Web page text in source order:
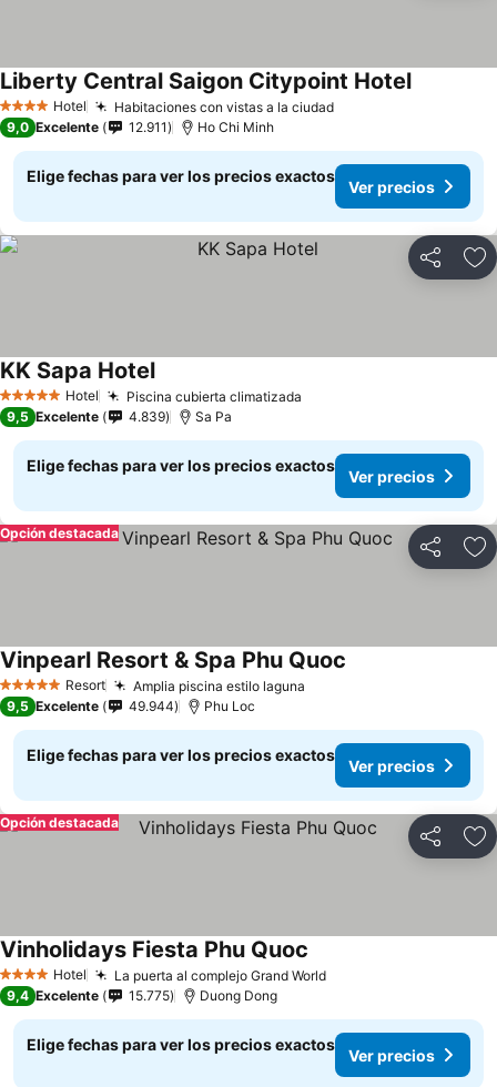
4 EstrellasHotel Habitaciones con vistas a la ciudad
Liberty Central Saigon Citypoint Hotel
9,0 Excelente 12.911 Ho Chi Minh
Elige fechas para ver los precios exactos
Ver precios
Compartir
5 Estrellas Hotel Piscina cubierta climatizada
KK Sapa Hotel
9,5 Excelente 4.839 Sa Pa
Elige fechas para ver los precios exactos
Ver precios
Compartir
Opción destacada
5 Estrellas Resort Amplia piscina estilo laguna
Vinpearl Resort & Spa Phu Quoc
9,5 Excelente 49.944 Phu Loc
Elige fechas para ver los precios exactos
Ver precios
Compartir
Opción destacada
4 EstrellasHotel La puerta al complejo Grand World
Vinholidays Fiesta Phu Quoc
9,4 Excelente 15.775 Duong Dong
Elige fechas para ver los precios exactos
Ver precios